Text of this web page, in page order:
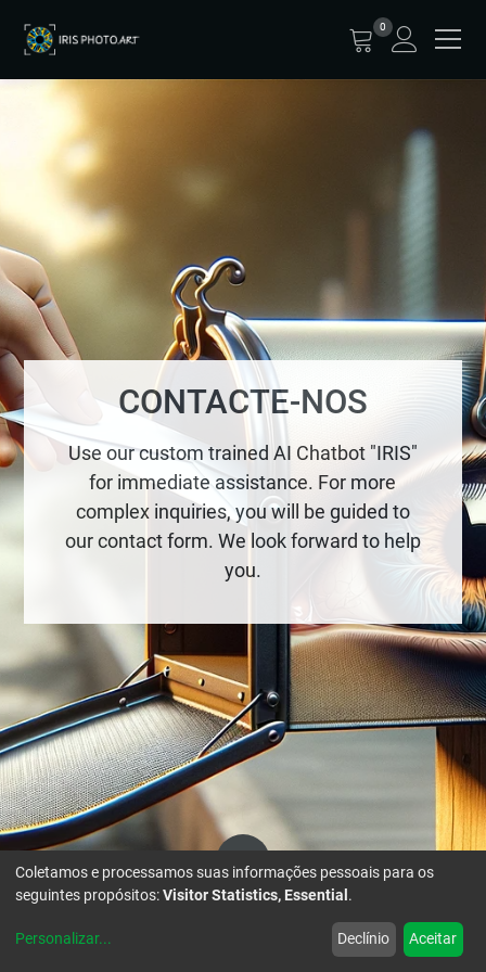
0
CONTACTE-NOS
Use our custom trained AI Chatbot "IRIS"
for immediate assistance. For more
complex inquiries, you will be guided to
our contact form. We look forward to help
you.
Coletamos e processamos suas informações pessoais para os
seguintes propósitos:Visitor Statistics, Essential .
Personalizar... Declínio Aceitar